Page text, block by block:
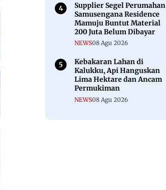
Supplier Segel Perumahan
Samusengana Residence
Mamuju Buntut Material
200 Juta Belum Dibayar
NEWS08 Agu 2026
Kebakaran Lahan di
Kalukku, Api Hanguskan
Lima Hektare dan Ancam
Permukiman
NEWS08 Agu 2026